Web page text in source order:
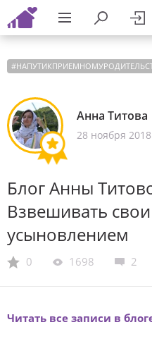
#
Анна Титова
28 ноября 2018
Блог Анны
Взвешивать
усыновлением
0 1698 2
Читать все записи в